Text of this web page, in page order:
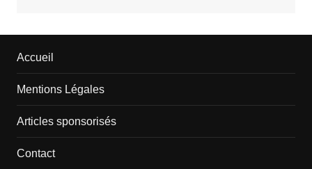
Accueil
Mentions Légales
Articles sponsorisés
Contact